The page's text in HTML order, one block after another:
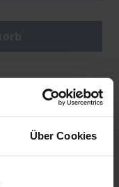
Über Cookies